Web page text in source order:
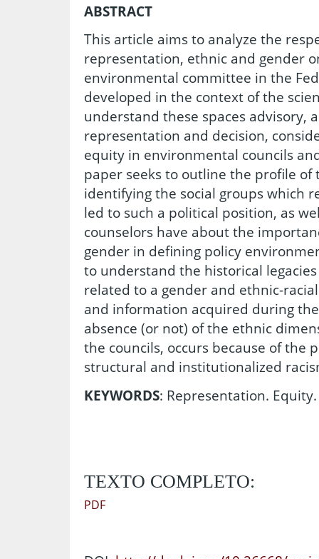
ABSTRACT
This article aims to analyze the
representation, ethnic and gender
environmental committee in the
developed in the context of the
understand these spaces advisory,
representation and decision,
equity in environmental councils
paper seeks to outline the profile of
identifying the social groups which
led to such a political position, as
counselors have about the
gender in defining policy
to understand the historical
related to a gender and ethnic-
and information acquired during
absence (or not) of the ethnic
the councils, occurs because of the
structural and institutionalized
KEYWORDS: Representation.
TEXTO COMPLETO:
PDF